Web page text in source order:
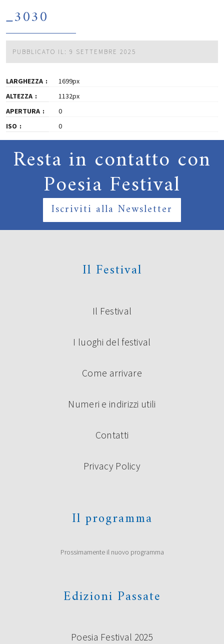
_3030
PUBBLICATO IL: 9 SETTEMBRE 2025
LARGHEZZA
1699px
ALTEZZA
1132px
APERTURA
0
ISO
0
Resta in contatto con
Poesia Festival
Iscriviti alla Newsletter
Il Festival
Il Festival
I luoghi del festival
Come arrivare
Numeri e indirizzi utili
Contatti
Privacy Policy
Il programma
Prossimamente il nuovo programma
Edizioni Passate
Poesia Festival 2025